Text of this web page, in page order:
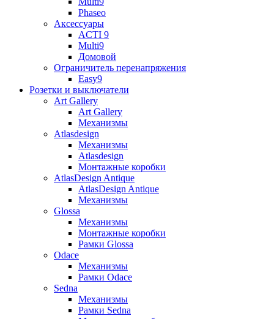
Phaseo
Аксессуары
ACTI 9
Multi9
Домовой
Ограничитель перенапряжения
Easy9
Розетки и выключатели
Art Gallery
Art Gallery
Механизмы
Atlasdesign
Механизмы
Atlasdesign
Монтажные коробки
AtlasDesign Antique
AtlasDesign Antique
Механизмы
Glossa
Механизмы
Монтажные коробки
Рамки Glossa
Odace
Механизмы
Рамки Odace
Sedna
Механизмы
Рамки Sedna